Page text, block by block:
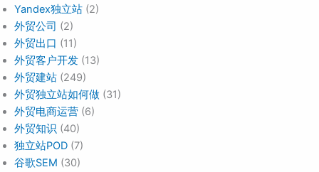
Yandex独立站 (2)
外贸公司 (2)
外贸出口 (11)
外贸客户开发 (13)
外贸建站 (249)
外贸独立站如何做 (31)
外贸电商运营 (6)
外贸知识 (40)
独立站POD (7)
谷歌SEM (30)